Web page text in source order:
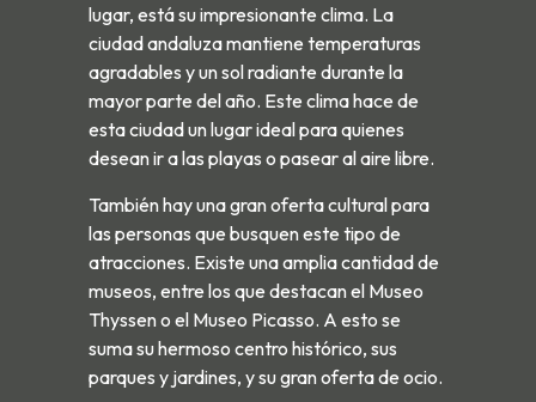
lugar, está su impresionante clima. La
ciudad andaluza mantiene temperaturas
agradables y un sol radiante durante la
mayor parte del año. Este clima hace de
esta ciudad un lugar ideal para quienes
desean ir a las playas o pasear al aire libre.
También hay una gran oferta cultural para
las personas que busquen este tipo de
atracciones. Existe una amplia cantidad de
museos, entre los que destacan el Museo
Thyssen o el Museo Picasso. A esto se
suma su hermoso centro histórico, sus
parques y jardines, y su gran oferta de ocio.